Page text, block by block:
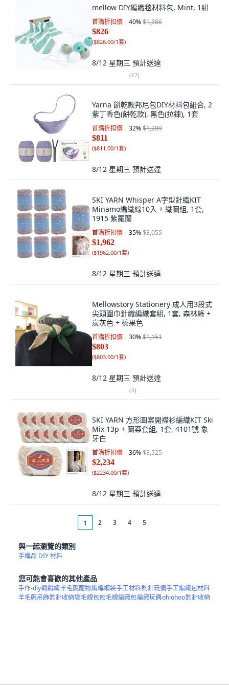
mellow DIY編織毯材料包, Mint, 1組
首購折扣價 40%$1,386
$826
($826.00/1套)
8/12 星期三 預計送達
(12)
Yarna 餅乾款邦尼包DIY材料包組合, 2
紫丁香色(餅乾款), 黑色(拉鍊), 1套
首購折扣價 32%$1,209
$811
($811.00/1套)
8/12 星期三 預計送達
SKI YARN Whisper A字型針織KIT
Minamo編織線10入 + 織圖組, 1套,
1915 紫羅蘭
首購折扣價 35%$3,055
$1,962
($1962.00/1套)
8/12 星期三 預計送達
Mellowstory Stationery 成人用3段式
尖頭圍巾針織編織套組, 1套, 森林綠 +
炭灰色 + 榛果色
首購折扣價 30%$1,151
$803
($803.00/1套)
8/12 星期三 預計送達
(4)
SKI YARN 方形圖案開襟衫編織KIT Ski
Mix 13p + 圖案套組, 1套, 4101號 象
牙白
首購折扣價 36%$3,525
$2,234
($2234.00/1套)
8/12 星期三 預計送達
1 2 3 4 5
與一起瀏覽的類別
手織品 DIY 材料
您可能會喜歡的其他產品
手作-diy戳戳繡羊毛氈寵物編織網袋手工材料鉤針玩偶手工編織包材料
羊毛氈吊飾鉤針收納袋毛線包包毛線編織包編織玩偶ohiohoo鉤針收納